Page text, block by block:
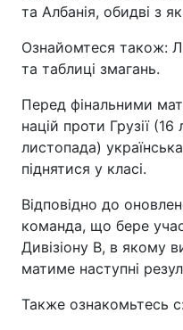
та Албанія, обидві з
Ознайомтеся також:
та таблиці змагань.
Перед фінальними
націй проти Грузії
листопада)
піднятися у класі.
Відповідно до
команда, що бере
Дивізіону В, в якому
матиме наступні
Также ознакомьтесь